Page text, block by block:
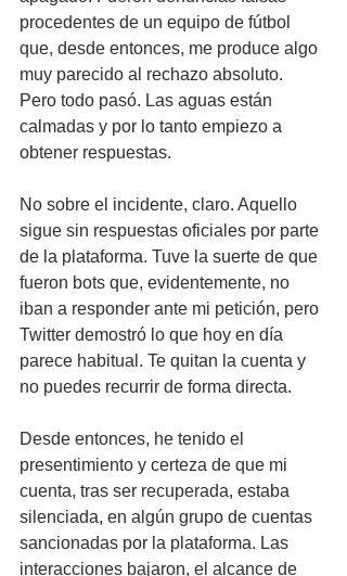
procedentes de un equipo de fútbol
que, desde entonces, me produce algo
muy parecido al rechazo absoluto.
Pero todo pasó. Las aguas están
calmadas y por lo tanto empiezo a
obtener respuestas.
No sobre el incidente, claro. Aquello
sigue sin respuestas oficiales por parte
de la plataforma. Tuve la suerte de que
fueron bots que, evidentemente, no
iban a responder ante mi petición, pero
Twitter demostró lo que hoy en día
parece habitual. Te quitan la cuenta y
no puedes recurrir de forma directa.
Desde entonces, he tenido el
presentimiento y certeza de que mi
cuenta, tras ser recuperada, estaba
silenciada, en algún grupo de cuentas
sancionadas por la plataforma. Las
interacciones bajaron, el alcance de